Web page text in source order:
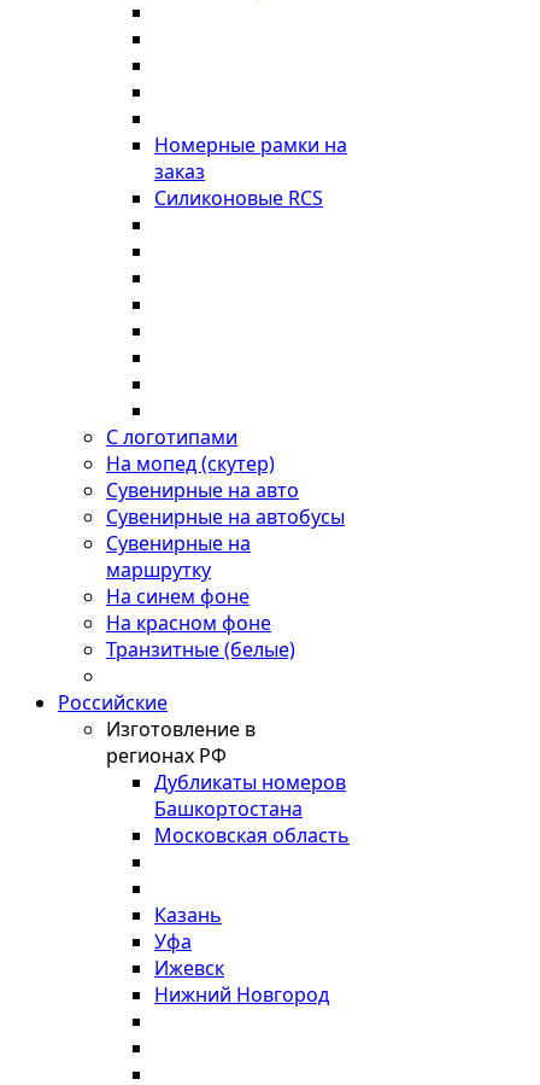
Номерные рамки на
заказ
Силиконовые RCS
С логотипами
На мопед (скутер)
Сувенирные на авто
Сувенирные на автобусы
Сувенирные на
маршрутку
На синем фоне
На красном фоне
Транзитные (белые)
Российские
Изготовление в
регионах РФ
Дубликаты номеров
Башкортостана
Московская область
Казань
Уфа
Ижевск
Нижний Новгород